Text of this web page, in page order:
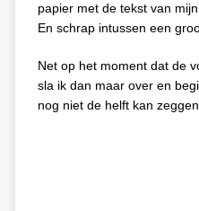
papier met de tekst van
En schrap intussen een
Net op het moment dat de
sla ik dan maar over en
nog niet de helft kan